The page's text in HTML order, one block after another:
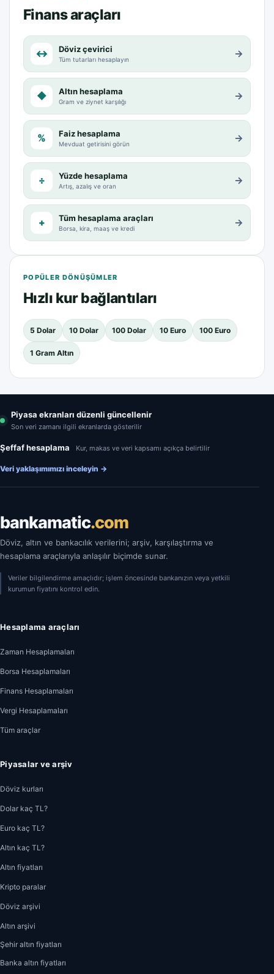
Finans araçları
↔ Döviz çevirici
Tüm tutarları hesaplayın →
◆ Altın hesaplama
Gram ve ziynet karşılığı →
% Faiz hesaplama
Mevduat getirisini görün →
÷ Yüzde hesaplama
Artış, azalış ve oran →
+ Tüm hesaplama araçları
Borsa, kira, maaş ve kredi →
POPÜLER DÖNÜŞÜMLER
Hızlı kur bağlantıları
5 Dolar 10 Dolar 100 Dolar 10 Euro 100 Euro
1 Gram Altın
Piyasa ekranları düzenli güncellenir
Son veri zamanı ilgili ekranlarda gösterilir
Şeffaf hesaplama Kur, makas ve veri kapsamı açıkça belirtilir
Veri yaklaşımımızı inceleyin →
bankamatic.com
Döviz, altın ve bankacılık verilerini; arşiv, karşılaştırma ve
hesaplama araçlarıyla anlaşılır biçimde sunar.
Veriler bilgilendirme amaçlıdır; işlem öncesinde bankanızın veya yetkili
kurumun fiyatını kontrol edin.
Hesaplama araçları
Zaman Hesaplamaları
Borsa Hesaplamaları
Finans Hesaplamaları
Vergi Hesaplamaları
Tüm araçlar
Piyasalar ve arşiv
Döviz kurları
Dolar kaç TL?
Euro kaç TL?
Altın kaç TL?
Altın fiyatları
Kripto paralar
Döviz arşivi
Altın arşivi
Şehir altın fiyatları
Banka altın fiyatları